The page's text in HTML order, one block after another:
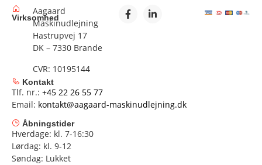
Virksomhed
Aagaard
Maskinudlejning
Hastrupvej 17
DK – 7330 Brande
CVR: 10195144
Kontakt
Tlf. nr.: +45 22 26 55 77
Email: kontakt@aagaard-maskinudlejning.dk
Åbningstider
Hverdage: kl. 7-16:30
Lørdag: kl. 9-12
Søndag: Lukket